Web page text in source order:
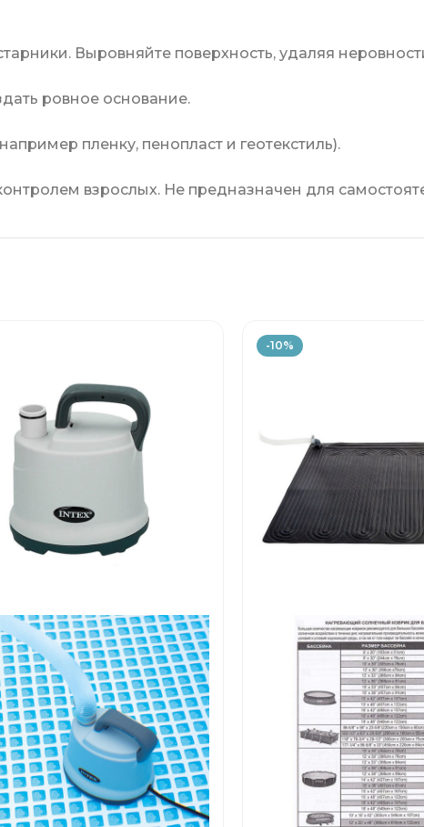
Выровняйте поверхность, удаляя
ровное основание.
пленку, пенопласт и геотекстиль).
взрослых. Не предназначен для
-10%